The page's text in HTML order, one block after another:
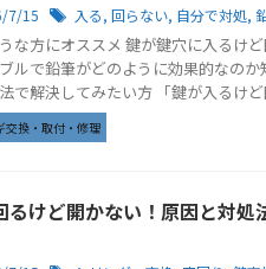
7/15 入る, 回らない, 自分で対処,
な方にオススメ 鍵が鍵穴に入るけ
ルで鉛筆がどのように効果的なの
で解決してみたい方 「鍵が入るけ
交換・取付・修理
るけど開かない！原因と対処